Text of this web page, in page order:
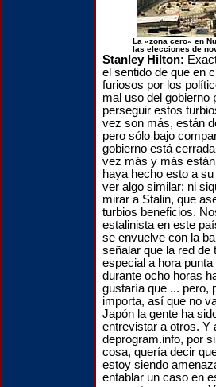
La «zona cero» en
las elecciones de
Stanley Hilton:
el sentido de que en
furiosos por los
mal uso del gobierno
perseguir estos
vez son más, están
pero sólo bajo
gobierno está
vez más y más
haya hecho esto a
ver algo similar; ni
mirar a Stalin, que
turbios beneficios.
estalinista en este
se envuelve con la
señalar que la red de
especial a hora
durante ocho horas
gustaría que ... pero,
importa, así que no
Japón la gente ha
entrevistar a otros. Y
deprogram.info, por
cosa, quería decir
estoy siendo
entablar un caso en